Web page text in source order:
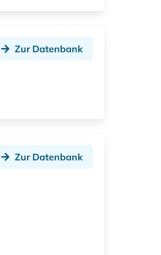
Zur Datenbank
Zur Datenbank